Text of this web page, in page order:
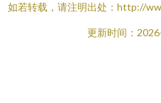
如若转载，请注明出处：http://
更新时间：